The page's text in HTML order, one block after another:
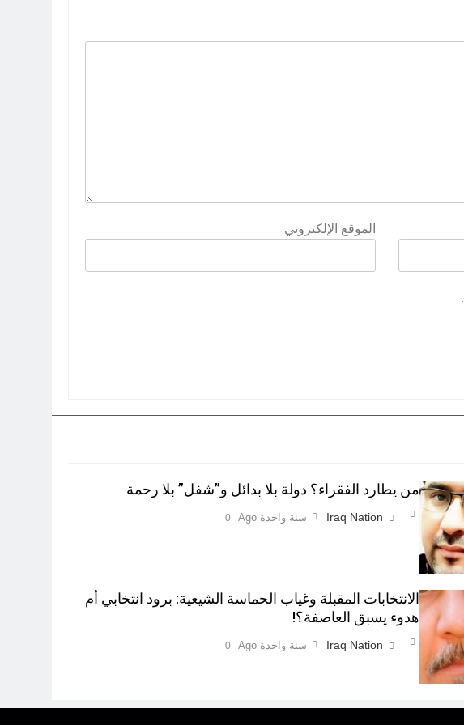
الموقع الإلكتروني
من يطارد الفقراء؟ دولة بلا بدائل و”شفل” بلا رحمة
Iraq Nation سنة واحدة Ago 0
الانتخابات المقبلة وغياب الحماسة الشيعية: برود انتخابي أم
هدوء يسبق العاصفة؟!
Iraq Nation سنة واحدة Ago 0